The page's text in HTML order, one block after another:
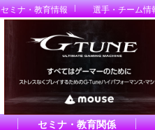
セミナ・教育情報 選手・チーム情
セミナ・教育関係